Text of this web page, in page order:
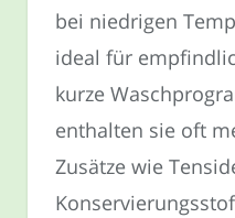
bei niedrigen
ideal für
kurze
enthalten sie oft
Zusätze wie